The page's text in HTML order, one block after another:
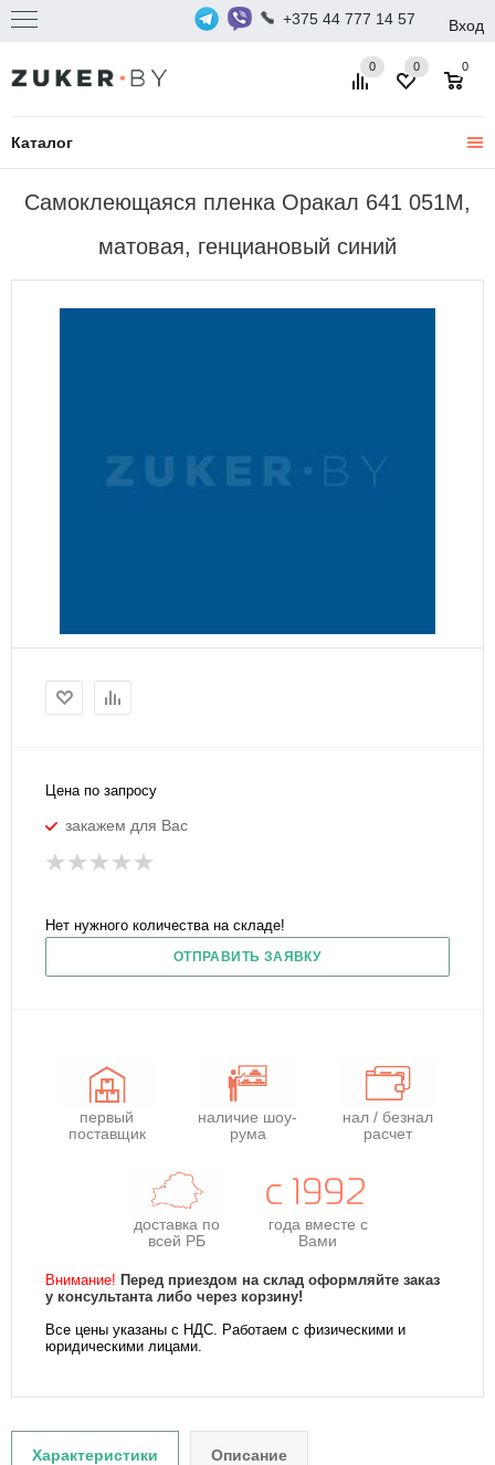
+375 44 777 14 57 Вход
Каталог
0 0
0
Самоклеющаяся пленка Оракал 641 051M,
матовая, генциановый синий
Цена по запросу
закажем для Вас
Нет нужного количества на складе!
ОТПРАВИТЬ ЗАЯВКУ
первый
поставщик
наличие шоу-
рума
нал / безнал
расчет
доставка по
всей РБ
года вместе с
Вами
Внимание! Перед приездом на склад оформляйте заказ
у консультанта либо через корзину!
Все цены указаны с НДС. Работаем с физическими и
юридическими лицами.
Характеристики Описание